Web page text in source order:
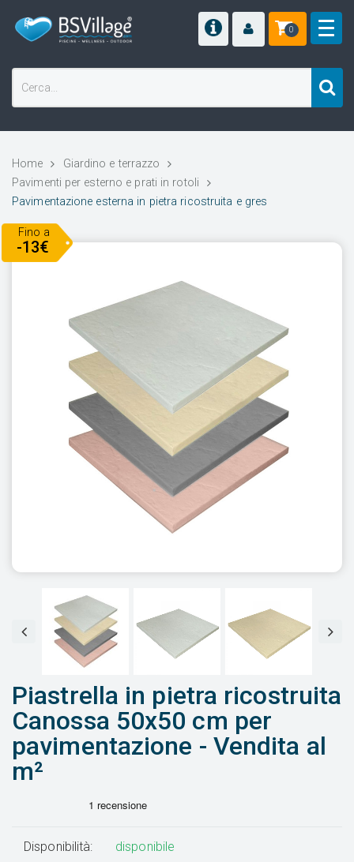
0
Home
Giardino e terrazzo
Pavimenti per esterno e prati in rotoli
Pavimentazione esterna in pietra ricostruita e gres
Fino a
-13€
Piastrella in pietra ricostruita
Canossa 50x50 cm per
pavimentazione - Vendita al
m²
Disponibilità:
disponibile